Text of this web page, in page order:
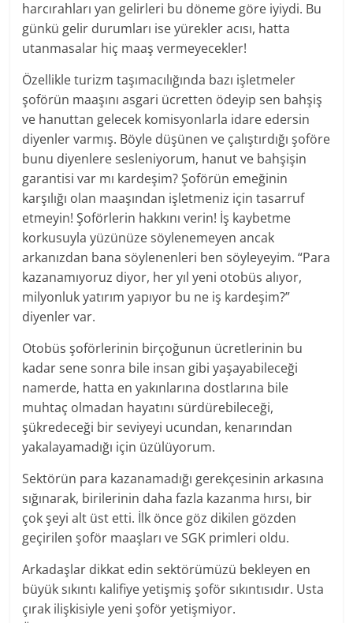
harcırahları yan gelirleri bu döneme göre iyiydi. Bu
günkü gelir durumları ise yürekler acısı, hatta
utanmasalar hiç maaş vermeyecekler!
Özellikle turizm taşımacılığında bazı işletmeler
şoförün maaşını asgari ücretten ödeyip sen bahşiş
ve hanuttan gelecek komisyonlarla idare edersin
diyenler varmış. Böyle düşünen ve çalıştırdığı şoföre
bunu diyenlere sesleniyorum, hanut ve bahşişin
garantisi var mı kardeşim? Şoförün emeğinin
karşılığı olan maaşından işletmeniz için tasarruf
etmeyin! Şoförlerin hakkını verin! İş kaybetme
korkusuyla yüzünüze söylenemeyen ancak
arkanızdan bana söylenenleri ben söyleyeyim. “Para
kazanamıyoruz diyor, her yıl yeni otobüs alıyor,
milyonluk yatırım yapıyor bu ne iş kardeşim?”
diyenler var.
Otobüs şoförlerinin birçoğunun ücretlerinin bu
kadar sene sonra bile insan gibi yaşayabileceği
namerde, hatta en yakınlarına dostlarına bile
muhtaç olmadan hayatını sürdürebileceği,
şükredeceği bir seviyeyi ucundan, kenarından
yakalayamadığı için üzülüyorum.
Sektörün para kazanamadığı gerekçesinin arkasına
sığınarak, birilerinin daha fazla kazanma hırsı, bir
çok şeyi alt üst etti. İlk önce göz dikilen gözden
geçirilen şoför maaşları ve SGK primleri oldu.
Arkadaşlar dikkat edin sektörümüzü bekleyen en
büyük sıkıntı kalifiye yetişmiş şoför sıkıntısıdır. Usta
çırak ilişkisiyle yeni şoför yetişmiyor.